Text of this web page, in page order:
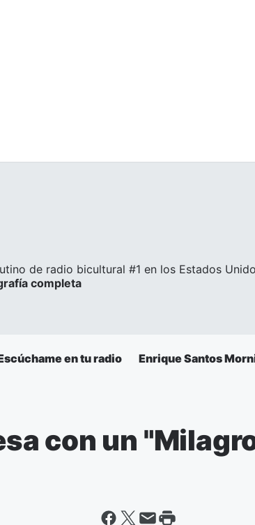
de radio bicultural #1 en los Estados
completa
en tu radio Enrique Santos
con un